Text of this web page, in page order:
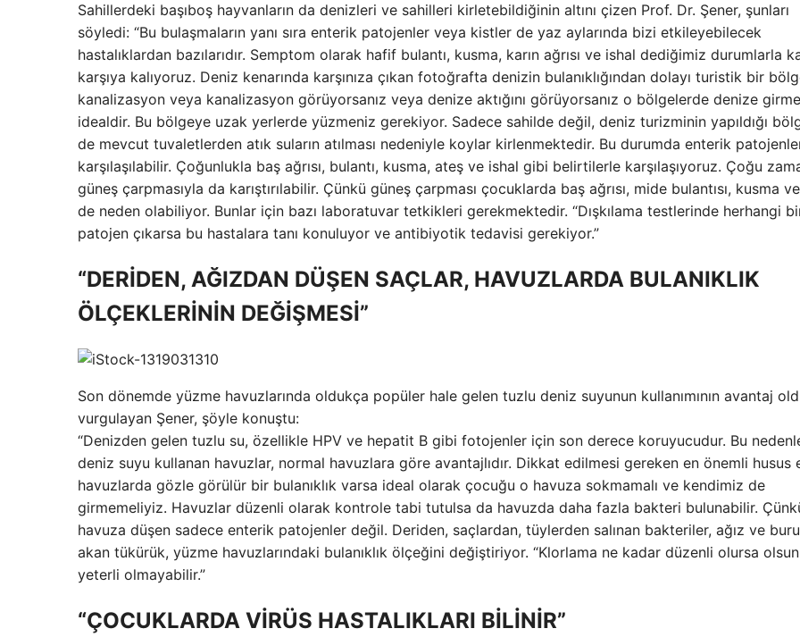
Sahillerdeki başıboş hayvanların da denizleri ve sahilleri kirletebildiğinin altını çizen Prof. Dr. Şener, şunları
söyledi: “Bu bulaşmaların yanı sıra enterik patojenler veya kistler de yaz aylarında bizi etkileyebilecek
hastalıklardan bazılarıdır. Semptom olarak hafif bulantı, kusma, karın ağrısı ve ishal dediğimiz durumlarla
karşıya kalıyoruz. Deniz kenarında karşınıza çıkan fotoğrafta denizin bulanıklığından dolayı turistik bir
kanalizasyon veya kanalizasyon görüyorsanız veya denize aktığını görüyorsanız o bölgelerde denize
idealdir. Bu bölgeye uzak yerlerde yüzmeniz gerekiyor. Sadece sahilde değil, deniz turizminin yapıldığı
de mevcut tuvaletlerden atık suların atılması nedeniyle koylar kirlenmektedir. Bu durumda enterik
karşılaşılabilir. Çoğunlukla baş ağrısı, bulantı, kusma, ateş ve ishal gibi belirtilerle karşılaşıyoruz. Çoğu
güneş çarpmasıyla da karıştırılabilir. Çünkü güneş çarpması çocuklarda baş ağrısı, mide bulantısı, kusma
de neden olabiliyor. Bunlar için bazı laboratuvar tetkikleri gerekmektedir. “Dışkılama testlerinde herhangi
patojen çıkarsa bu hastalara tanı konuluyor ve antibiyotik tedavisi gerekiyor.”
“DERİDEN, AĞIZDAN DÜŞEN SAÇLAR, HAVUZLARDA BULANIKLIK
ÖLÇEKLERİNİN DEĞİŞMESİ”
Son dönemde yüzme havuzlarında oldukça popüler hale gelen tuzlu deniz suyunun kullanımının avantaj
vurgulayan Şener, şöyle konuştu:
“Denizden gelen tuzlu su, özellikle HPV ve hepatit B gibi fotojenler için son derece koruyucudur. Bu
deniz suyu kullanan havuzlar, normal havuzlara göre avantajlıdır. Dikkat edilmesi gereken en önemli husus
havuzlarda gözle görülür bir bulanıklık varsa ideal olarak çocuğu o havuza sokmamalı ve kendimiz de
girmemeliyiz. Havuzlar düzenli olarak kontrole tabi tutulsa da havuzda daha fazla bakteri bulunabilir.
havuza düşen sadece enterik patojenler değil. Deriden, saçlardan, tüylerden salınan bakteriler, ağız ve
akan tükürük, yüzme havuzlarındaki bulanıklık ölçeğini değiştiriyor. “Klorlama ne kadar düzenli olursa
yeterli olmayabilir.”
“ÇOCUKLARDA VİRÜS HASTALIKLARI BİLİNİR”